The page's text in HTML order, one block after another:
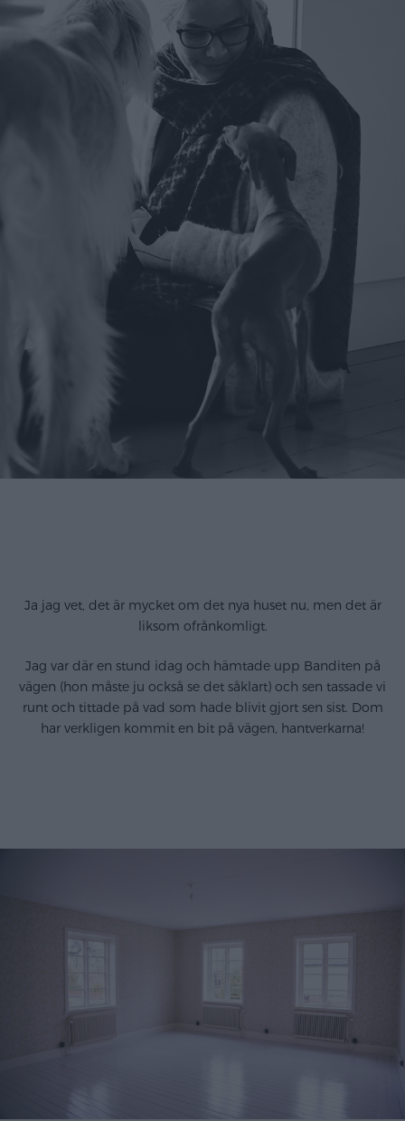
Ja jag vet, det är mycket om det nya huset nu, men det är
liksom ofrånkomligt.
Jag var där en stund idag och hämtade upp Banditen på
vägen (hon måste ju också se det såklart) och sen tassade vi
runt och tittade på vad som hade blivit gjort sen sist. Dom
har verkligen kommit en bit på vägen, hantverkarna!